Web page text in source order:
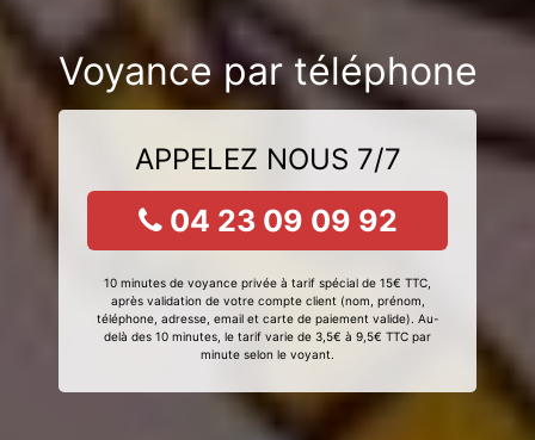
Voyance par téléphone
APPELEZ NOUS 7/7
04 23 09 09 92
10 minutes de voyance privée à tarif spécial de 15€ TTC,
après validation de votre compte client (nom, prénom,
téléphone, adresse, email et carte de paiement valide). Au-
delà des 10 minutes, le tarif varie de 3,5€ à 9,5€ TTC par
minute selon le voyant.